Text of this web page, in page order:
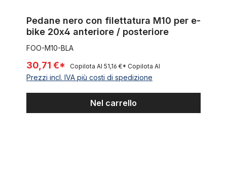
Pedane nero con filettatura M10 per e-
bike 20x4 anteriore / posteriore
FOO-M10-BLA
30,71 €* Copilota AI 51,16 €* Copilota AI
Prezzi incl. IVA più costi di spedizione
Nel carrello